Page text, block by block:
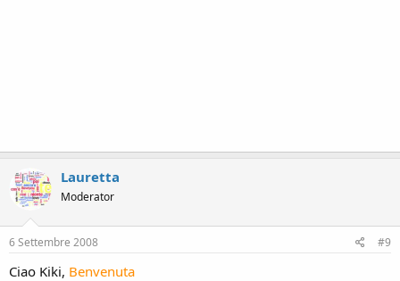
Lauretta
Moderator
6 Settembre 2008 #9
Ciao Kiki, Benvenuta